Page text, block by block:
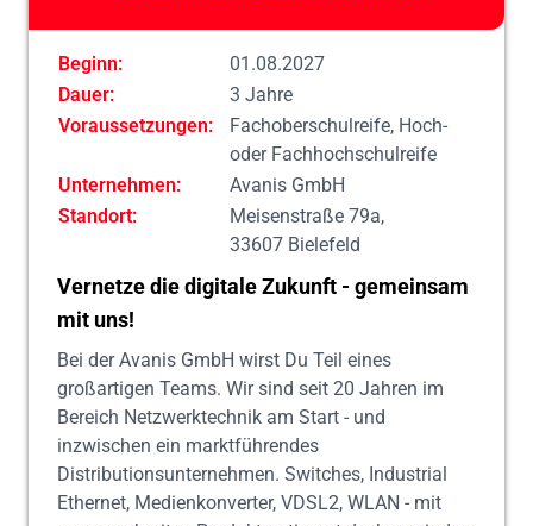
Beginn:
01.08.2027
Dauer:
3 Jahre
Voraussetzungen:
Fachoberschulreife, Hoch-
oder Fachhochschulreife
Unternehmen:
Avanis GmbH
Standort:
Meisenstraße 79a,
33607 Bielefeld
Vernetze die digitale Zukunft - gemeinsam
mit uns!
Bei der Avanis GmbH wirst Du Teil eines
großartigen Teams. Wir sind seit 20 Jahren im
Bereich Netzwerktechnik am Start - und
inzwischen ein marktführendes
Distributionsunternehmen. Switches, Industrial
Ethernet, Medienkonverter, VDSL2, WLAN - mit